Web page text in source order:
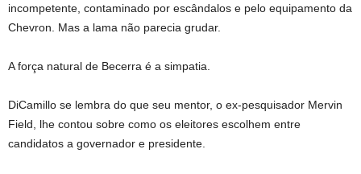
incompetente, contaminado por escândalos e pelo equipamento da
Chevron. Mas a lama não parecia grudar.
A força natural de Becerra é a simpatia.
DiCamillo se lembra do que seu mentor, o ex-pesquisador Mervin
Field, lhe contou sobre como os eleitores escolhem entre
candidatos a governador e presidente.